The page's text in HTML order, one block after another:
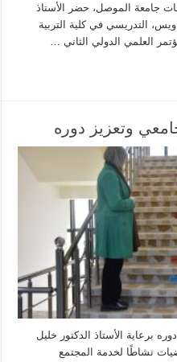
جامعة الموصل، حضر الأستاذ
التدريسي في كلية التربية
العلمي الدولي الثاني …
وتعزيز دوره
برعاية الأستاذ الدكتور خليل
نشاطًا لخدمة المجتمع